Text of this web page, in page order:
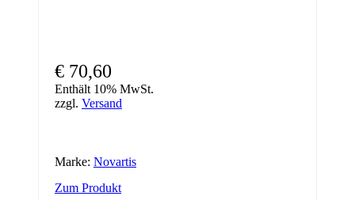
€ 70,60
Enthält 10% MwSt.
zzgl. Versand
Marke: Novartis
Zum Produkt